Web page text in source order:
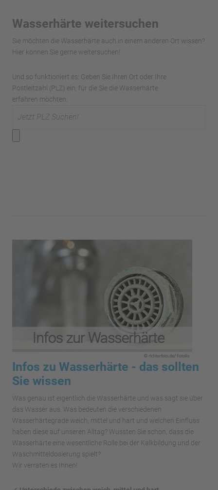
Wasserhärte weitersuchen
Sie möchten die Wasserhärte auch in einem anderen Ort wissen?
Hier können Sie gerne weitersuchen!
Und so funktioniert es: Geben Sie Ihren Ort oder Ihre
Postleitzahl (PLZ) ein, für die Sie die Wasserhärte
erfahren möchten:
Infos zu Wasserhärte - das sollten
Sie wissen
Was genau ist eigentlich die Wasserhärte und was sagt sie über
das Wasser aus. Was bedeuten die verschiedenen
Wasserhärtegrade weich, mittel und hart und welchen Einfluss
haben diese auf unseren Alltag? Wussten Sie schon, dass die
Wasserhärte eine wesentliche Rolle bei der Kalkbildung und der
Waschmitteldosierung spielt?
Wir verraten es Ihnen!